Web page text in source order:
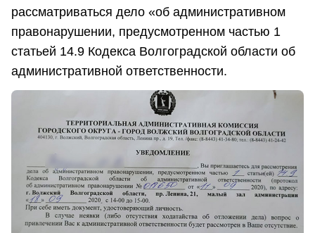
рассматриваться дело «об административном
правонарушении, предусмотренном частью 1
статьей 14.9 Кодекса Волгоградской области об
административной ответственности.